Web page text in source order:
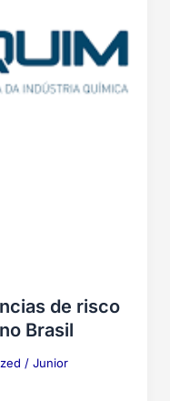
de risco
Brasil
/ Junior